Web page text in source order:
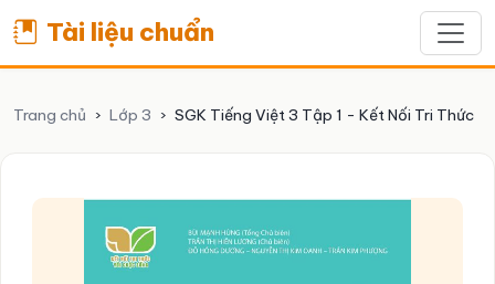
Tài liệu chuẩn
Trang chủ › Lớp 3 › SGK Tiếng Việt 3 Tập 1 - Kết Nối Tri Thức